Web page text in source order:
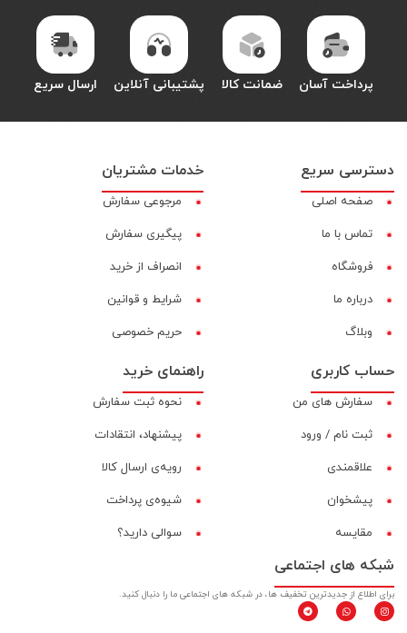
پرداخت آسان ضمانت کالا پشتیبانی آنلاین ارسال سریع
دسترسی سریع
صفحه اصلی
تماس با ما
فروشگاه
درباره ما
وبلاگ
خدمات مشتریان
مرجوعی سفارش
پیگیری سفارش
انصراف از خرید
شرایط و قوانین
حریم خصوصی
حساب کاربری
سفارش های من
ثبت نام / ورود
علاقمندی
پیشخوان
مقایسه‌
راهنمای خرید
نحوه ثبت سفارش
پیشنهاد، انتقادات
رویه‌ی ارسال کالا
شیوه‌ی پرداخت
سوالی دارید؟
شبکه های اجتماعی
برای اطلاع از جدیدترین تخفیف ها، در شبکه های اجتماعی ما را دنبال کنید.